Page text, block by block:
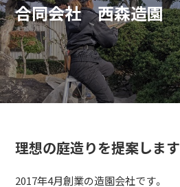
合同会社 西森造園
理想の庭造りを提案します
2017年4月創業の造園会社です。